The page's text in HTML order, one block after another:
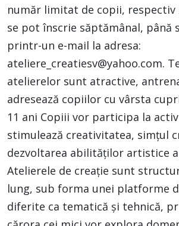
număr limitat de copii, respectiv
se pot înscrie săptămânal, până
printr-un e-mail la adresa:
ateliere_creatiesv@yahoo.com.
atelierelor sunt atractive,
adresează copiilor cu vârsta
11 ani Copiii vor participa la
stimulează creativitatea, simțul
dezvoltarea abilităților artistice
Atelierele de creație sunt
lung, sub forma unei platforme
diferite ca tematică și tehnică,